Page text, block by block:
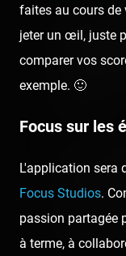
Pruvost
m'attendre
alors, ça
Et une plus
:p
faites au cours de
jeter un œil, juste
comparer vos
exemple. 🙂
Focus sur les
L'application sera
Focus Studios.
passion partagée
à terme, à